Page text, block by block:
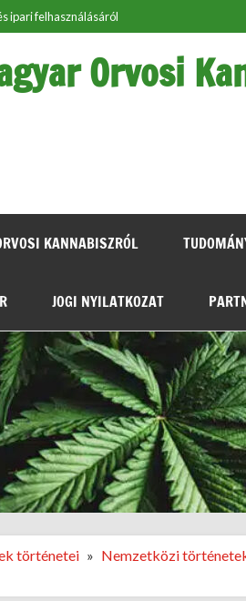
ipari felhasználásáról
Orvosi
KANNABISZRÓL
JOGI NYILATKOZAT
történetei Nemzetközi